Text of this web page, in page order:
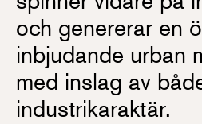
och genererar en
inbjudande urban
med inslag av
industrikaraktär.